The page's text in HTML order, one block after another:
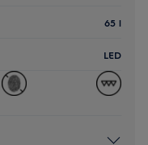
65 l
LED